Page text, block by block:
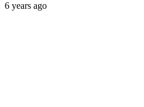
6 years ago